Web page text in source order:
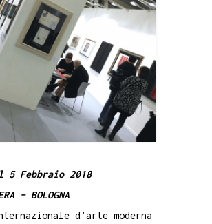
5 Febbraio 2018
– BOLOGNA
d’arte moderna